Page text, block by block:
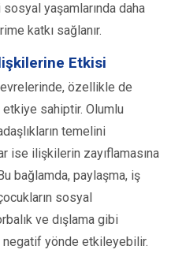
yaşamlarında daha
katkı sağlanır.
Etkisi
özellikle de
sahiptir. Olumlu
temelini
ise ilişkilerin zayıflamasına
bağlamda, paylaşma, iş
sosyal
ve dışlama gibi
negatif yönde etkileyebilir.